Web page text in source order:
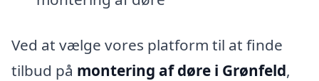
Ved at vælge vores platform til at finde
tilbud på montering af døre i Grønfeld,